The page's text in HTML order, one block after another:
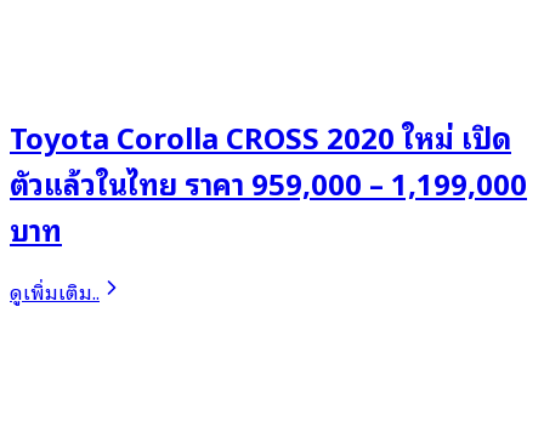
Toyota Corolla CROSS 2020 ใหม่ เปิด
ตัวแล้วในไทย ราคา 959,000 – 1,199,000
บาท
ดูเพิ่มเติม..